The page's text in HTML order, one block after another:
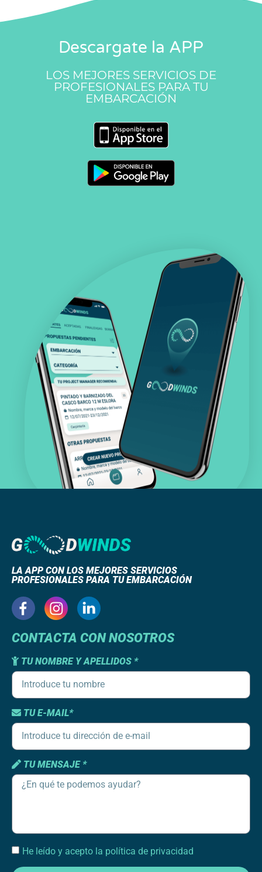
Descargate la APP
LOS MEJORES SERVICIOS DE
PROFESIONALES PARA TU
EMBARCACIÓN
LA APP CON LOS MEJORES SERVICIOS
PROFESIONALES PARA TU EMBARCACIÓN
CONTACTA CON NOSOTROS
TU NOMBRE Y APELLIDOS *
TU E-MAIL*
TU MENSAJE *
He leído y acepto la política de privacidad